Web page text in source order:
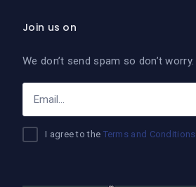
Join us on
We don’t send spam so don’t worry.
I agree to the Terms and Conditions